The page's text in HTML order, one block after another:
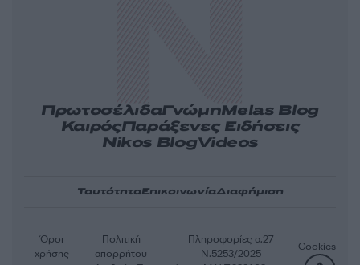
ΠρωτοσέλιδαΓνώμηMelas Blog
ΚαιρόςΠαράξενες Ειδήσεις
Nikos BlogVideos
ΤαυτότηταΕπικοινωνίαΔιαφήμιση
Όροι
χρήσης
Πολιτική
απορρήτου
Πληροφορίες α.27
Ν.5253/2025
Cookies